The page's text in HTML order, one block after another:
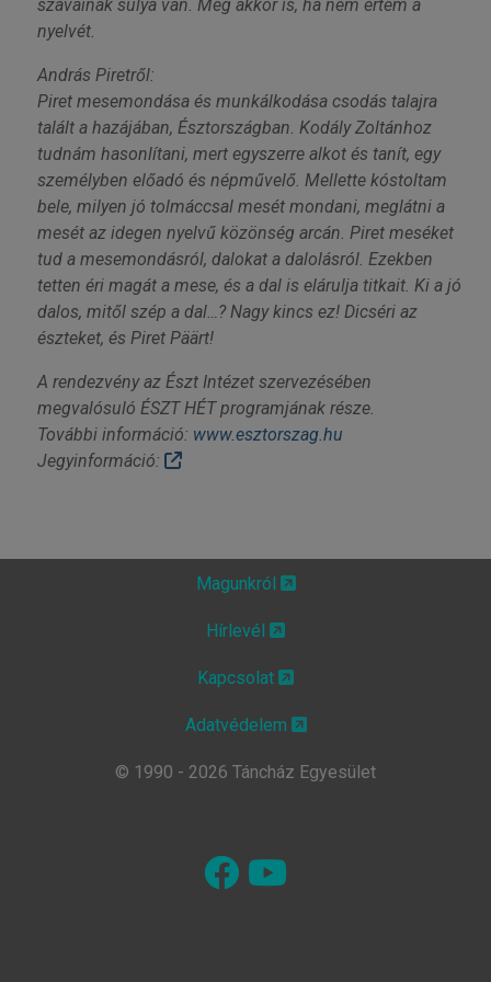
szavainak súlya van. Még akkor is, ha nem értem a
nyelvét.
András Piretről:
Piret mesemondása és munkálkodása csodás talajra
talált a hazájában, Észtországban. Kodály Zoltánhoz
tudnám hasonlítani, mert egyszerre alkot és tanít, egy
személyben előadó és népművelő. Mellette kóstoltam
bele, milyen jó tolmáccsal mesét mondani, meglátni a
mesét az idegen nyelvű közönség arcán. Piret meséket
tud a mesemondásról, dalokat a dalolásról. Ezekben
tetten éri magát a mese, és a dal is elárulja titkait. Ki a jó
dalos, mitől szép a dal…? Nagy kincs ez! Dicséri az
észteket, és Piret Päärt!
A rendezvény az Észt Intézet szervezésében
megvalósuló ÉSZT HÉT programjának része.
További információ: www.esztorszag.hu
Jegyinformáció:
Magunkról
Hírlevél
Kapcsolat
Adatvédelem
© 1990 - 2026 Táncház Egyesület